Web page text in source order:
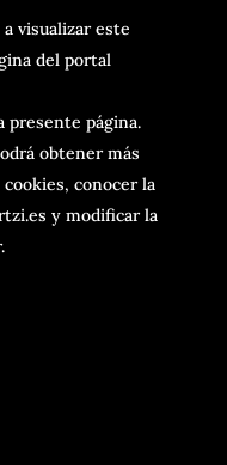
visualizar este
del portal
presente página.
obtener más
conocer la
y modificar la